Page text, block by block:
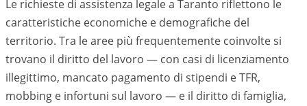
Le richieste di assistenza legale a Taranto riflettono le
caratteristiche economiche e demografiche del
territorio. Tra le aree più frequentemente coinvolte si
trovano il diritto del lavoro — con casi di licenziamento
illegittimo, mancato pagamento di stipendi e TFR,
mobbing e infortuni sul lavoro — e il diritto di famiglia,